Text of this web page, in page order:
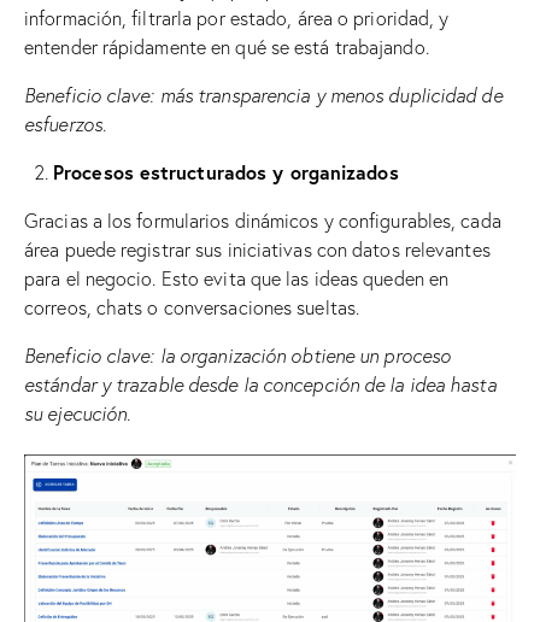
información, filtrarla por estado, área o prioridad, y
entender rápidamente en qué se está trabajando.
Beneficio clave: más transparencia y menos duplicidad de
esfuerzos.
Procesos estructurados y organizados
Gracias a los formularios dinámicos y configurables, cada
área puede registrar sus iniciativas con datos relevantes
para el negocio. Esto evita que las ideas queden en
correos, chats o conversaciones sueltas.
Beneficio clave: la organización obtiene un proceso
estándar y trazable desde la concepción de la idea hasta
su ejecución.